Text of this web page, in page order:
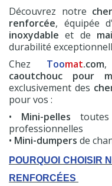
Découvrez notre
renforcée, équipée
inoxydable et de
durabilité
Chez Toomat.com,
caoutchouc pour
exclusivement des
pour vos :
• Mini-pelles
professionnelles
• Mini-dumpers de
POURQUOI CHOISIR
RENFORCÉES